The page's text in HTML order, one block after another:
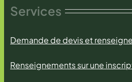
Services
Demande de devis et
Renseignements sur une